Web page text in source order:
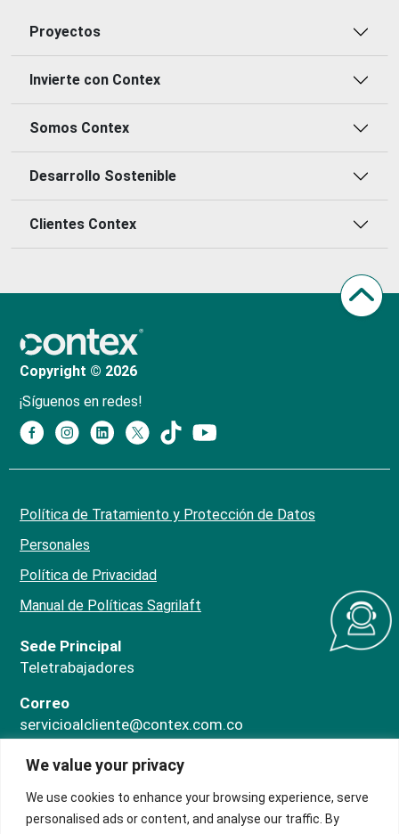
We value your privacy
We use cookies to enhance your browsing experience, serve
personalised ads or content, and analyse our traffic. By
Proyectos
Invierte con Contex
Somos Contex
Desarrollo Sostenible
Clientes Contex
Copyright © 2026
¡Síguenos en redes!
Política de Tratamiento y Protección de Datos
Personales
Política de Privacidad
Manual de Políticas Sagrilaft
Sede Principal
Teletrabajadores
Correo
servicioalcliente@contex.com.co
324 474 1080
ChatBot
318 707 6476